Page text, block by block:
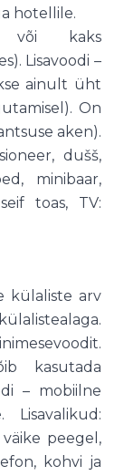
hotellile.
või kaks
Lisavoodi –
ainult üht
On
aken).
dušš,
minibaar,
toas, TV:
külaliste arv
kasutada
– mobiilne
Lisavalikud:
peegel,
kohvi ja